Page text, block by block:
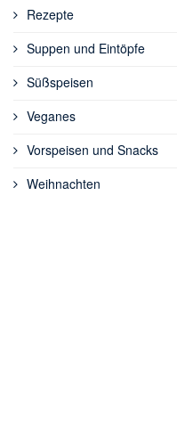
Rezepte
Suppen und Eintöpfe
Süßspeisen
Veganes
Vorspeisen und Snacks
Weihnachten